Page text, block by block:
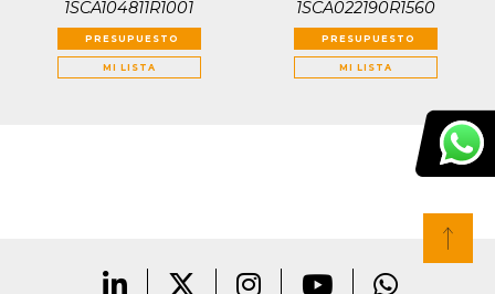
1SCA104811R1001
PRESUPUESTO
MI LISTA
1SCA022190R1560
PRESUPUESTO
MI LISTA